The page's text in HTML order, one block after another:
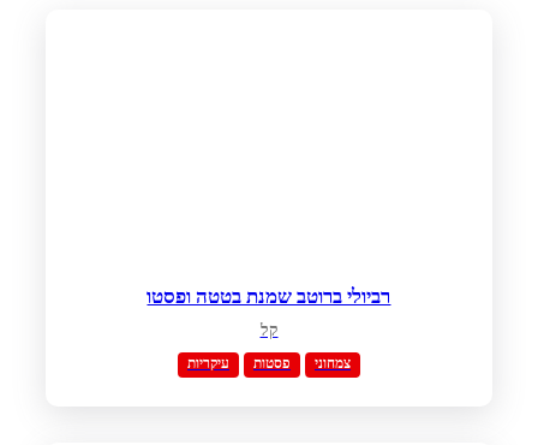
רביולי ברוטב שמנת בטטה ופסטו
קל
עיקריות פסטות צמחוני